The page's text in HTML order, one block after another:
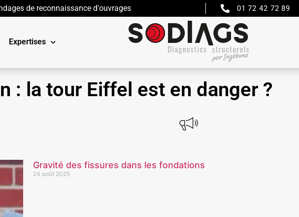
de reconnaissance d'ouvrages 01 72 42 72 89
Expertises
: la tour Eiffel est en danger ?
Gravité des fissures dans les fondations
24 août 2025